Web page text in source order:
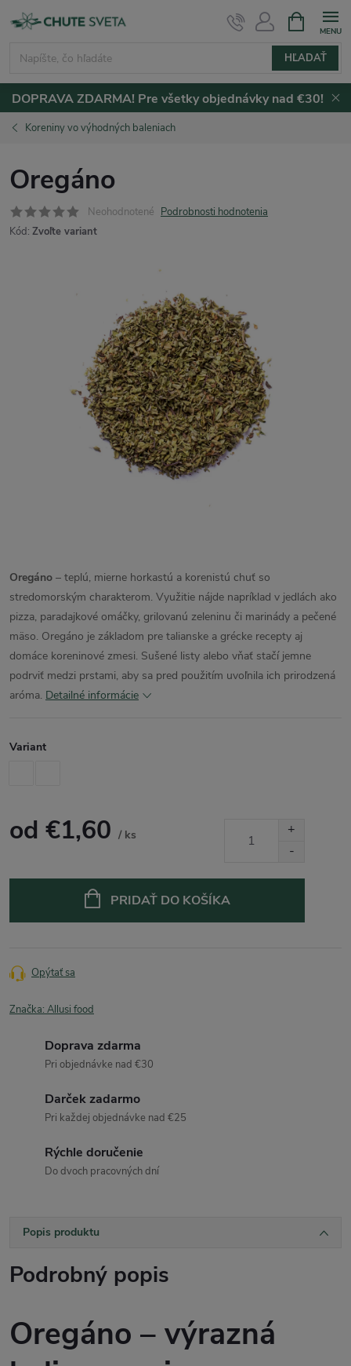
Prejsť
HĽADAŤ
KOŠÍK
DOPRAVA ZDARMA! Pre všetky objednávky nad €30!
Koreniny vo výhodných baleniach
Oregáno
Neohodnotené Podrobnosti hodnotenia
Kód: Zvoľte variant
Oregáno – teplú, mierne horkastú a korenistú chuť so
stredomorským charakterom. Využitie nájde napríklad v jedlách ako
pizza, paradajkové omáčky, grilovanú zeleninu či marinády a pečené
mäso. Oregáno je základom pre talianske a grécke recepty aj
domáce koreninové zmesi. Sušené listy alebo vňať stačí jemne
podrviť medzi prstami, aby sa pred použitím uvoľnila ich prirodzená
aróma. Detailné informácie
Variant
od €1,60 / ks
PRIDAŤ DO KOŠÍKA
Opýtať sa
Značka: Allusi food
Doprava zdarma
Pri objednávke nad €30
Darček zadarmo
Pri každej objednávke nad €25
Rýchle doručenie
Do dvoch pracovných dní
Popis produktu
Podrobný popis
Oregáno – výrazná